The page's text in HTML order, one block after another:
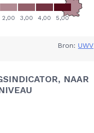
Bron: UWV
NAAR